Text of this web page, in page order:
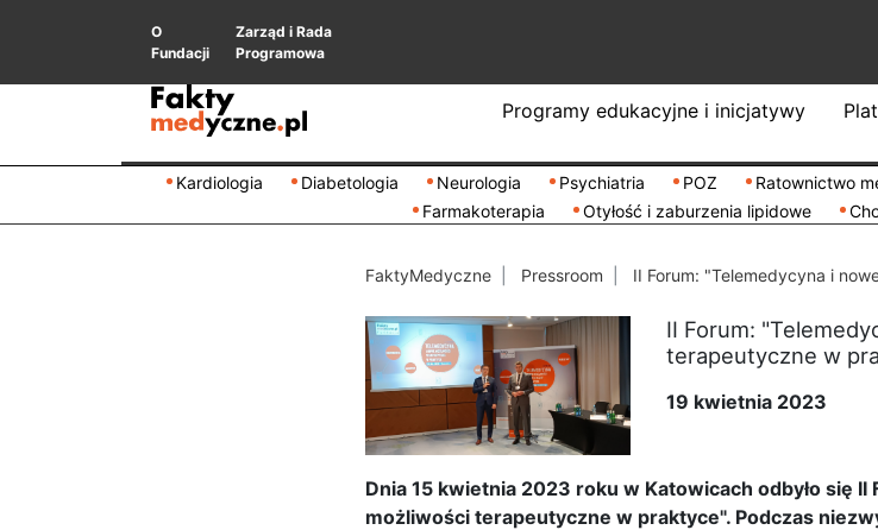
O
Fundacji
Zarząd i Rada
Programowa
Programy edukacyjne i inicjatywy
Kardiologia Diabetologia Neurologia Psychiatria POZ Ratownictwo
Farmakoterapia
Otyłość i zaburzenia lipidowe
FaktyMedyczne Pressroom II Forum: "Telemedycyna i
II Forum:
terapeutyczne w
19 kwietnia 2023
Dnia 15 kwietnia 2023 roku w Katowicach odbyło się II
możliwości terapeutyczne w praktyce". Podczas